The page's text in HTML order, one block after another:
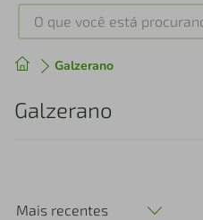
O que você está procurando?
Galzerano
Galzerano
Mais recentes
Produtos mais buscados
perfume